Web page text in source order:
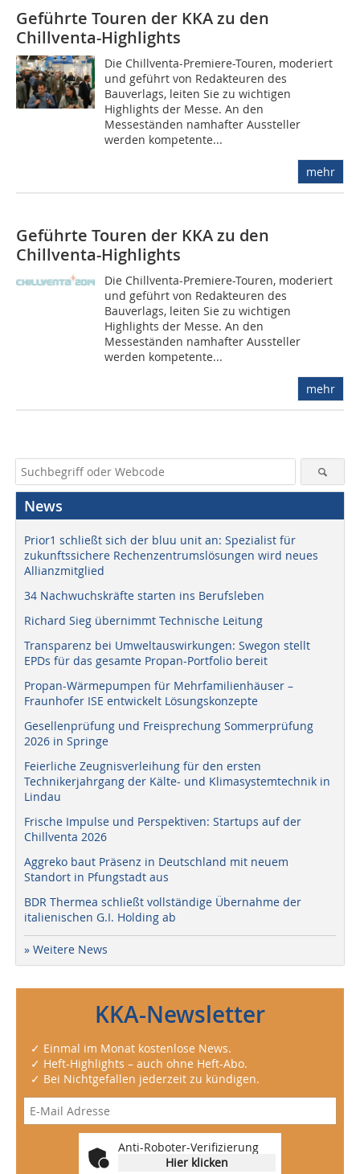
Geführte Touren der KKA zu den
Chillventa-Highlights
Die Chillventa-Premiere-Touren, moderiert
und geführt von Redakteuren des
Bauverlags, leiten Sie zu wichtigen
Highlights der Messe. An den
Messeständen namhafter Aussteller
werden kompetente...
mehr
Geführte Touren der KKA zu den
Chillventa-Highlights
Die Chillventa-Premiere-Touren, moderiert
und geführt von Redakteuren des
Bauverlags, leiten Sie zu wichtigen
Highlights der Messe. An den
Messeständen namhafter Aussteller
werden kompetente...
mehr
News
Prior1 schließt sich der bluu unit an: Spezialist für
zukunftssichere Rechenzentrumslösungen wird neues
Allianzmitglied
34 Nachwuchskräfte starten ins Berufsleben
Richard Sieg übernimmt Technische Leitung
Transparenz bei Umweltauswirkungen: Swegon stellt
EPDs für das gesamte Propan-Portfolio bereit
Propan-Wärmepumpen für Mehrfamilienhäuser –
Fraunhofer ISE entwickelt Lösungskonzepte
Gesellenprüfung und Freisprechung Sommerprüfung
2026 in Springe
Feierliche Zeugnisverleihung für den ersten
Technikerjahrgang der Kälte- und Klimasystemtechnik in
Lindau
Frische Impulse und Perspektiven: Startups auf der
Chillventa 2026
Aggreko baut Präsenz in Deutschland mit neuem
Standort in Pfungstadt aus
BDR Thermea schließt vollständige Übernahme der
italienischen G.I. Holding ab
» Weitere News
KKA-Newsletter
✓ Einmal im Monat kostenlose News.
✓ Heft-Highlights – auch ohne Heft-Abo.
✓ Bei Nichtgefallen jederzeit zu kündigen.
Anti-Roboter-Verifizierung
Hier klicken